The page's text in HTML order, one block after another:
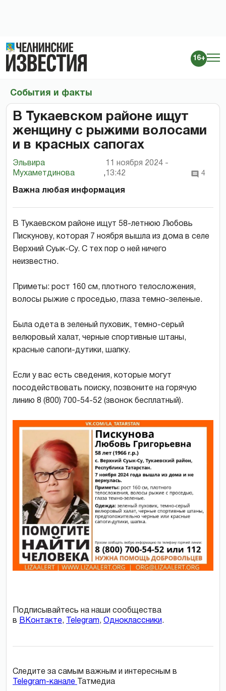
16+
События и факты
В Тукаевском районе ищут
женщину с рыжими волосами
и в красных сапогах
Эльвира
Мухаметдинова
,
11 ноября 2024 -
13:42
4
Важна любая информация
В Тукаевском районе ищут 58-летнюю Любовь
Пискунову, которая 7 ноября вышла из дома в селе
Верхний Суык-Су. С тех пор о ней ничего
неизвестно.
Приметы: рост 160 см, плотного телосложения,
волосы рыжие с проседью, глаза темно-зеленые.
Была одета в зеленый пуховик, темно-серый
велюровый халат, черные спортивные штаны,
красные сапоги-дутики, шапку.
Если у вас есть сведения, которые могут
посодействовать поиску, позвоните на горячую
линию 8 (800) 700-54-52 (звонок бесплатный).
Подписывайтесь на наши сообщества
в ВКонтакте, Telegram, Одноклассники .
Следите за самым важным и интересным в
Telegram-канале
Татмедиа